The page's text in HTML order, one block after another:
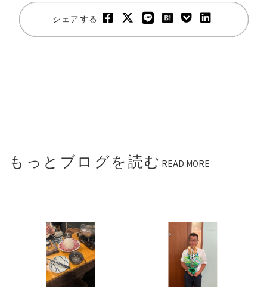
シェアする
もっとブログを読む READ MORE